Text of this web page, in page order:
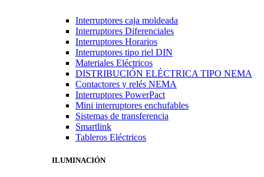
Interruptores caja moldeada
Interruptores Diferenciales
Interruptores Horarios
Interruptores tipo riel DIN
Materiales Eléctricos
DISTRIBUCIÓN ELÉCTRICA TIPO NEMA
Contactores y relés NEMA
Interruptores PowerPact
Mini interruptores enchufables
Sistemas de transferencia
Smartlink
Tableros Eléctricos
ILUMINACIÓN